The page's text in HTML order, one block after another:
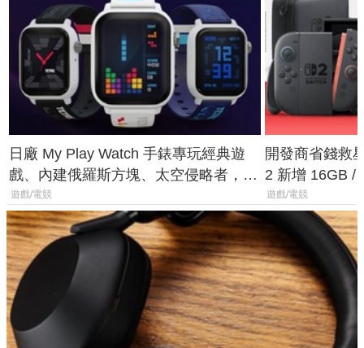
日廠 My Play Watch 手錶專玩經典遊
戲、內建俄羅斯方塊、太空侵略者，不
過竟然不能連手機？
遊戲/電競
開發商省錢救
2 新增 16GB /
選擇
遊戲/電競